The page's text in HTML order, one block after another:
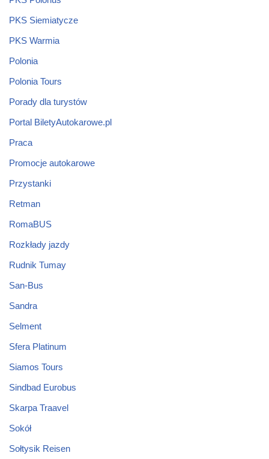
PKS Siemiatycze
PKS Warmia
Polonia
Polonia Tours
Porady dla turystów
Portal BiletyAutokarowe.pl
Praca
Promocje autokarowe
Przystanki
Retman
RomaBUS
Rozkłady jazdy
Rudnik Tumay
San-Bus
Sandra
Selment
Sfera Platinum
Siamos Tours
Sindbad Eurobus
Skarpa Traavel
Sokół
Sołtysik Reisen